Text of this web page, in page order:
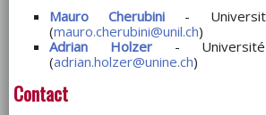
Mauro Cherubini -
(mauro.cherubini@unil.ch)
Adrian Holzer- Université
(adrian.holzer@unine.ch)
Contact